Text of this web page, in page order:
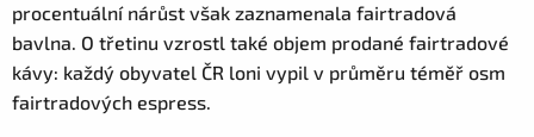
procentuální nárůst však zaznamenala fairtradová
bavlna. O třetinu vzrostl také objem prodané fairtradové
kávy: každý obyvatel ČR loni vypil v průměru téměř osm
fairtradových espress.